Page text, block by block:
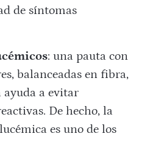
de síntomas
émicos: una pauta con
balanceadas en fibra,
ayuda a evitar
De hecho, la
es uno de los